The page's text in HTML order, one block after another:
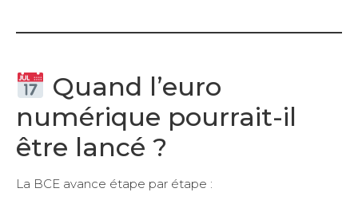
Quand l’euro
numérique pourrait-il
être lancé ?
La BCE avance étape par étape :